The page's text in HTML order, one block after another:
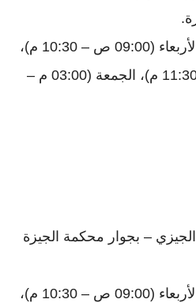
⏰ المواعيد: السبت – الأربعاء (09:00 ص – 10:30 م)،
الخميس (09:00 ص – 11:30 م)، الجمعة (03:00 م –
ربيع الجيزي – بجوار محكمة الجيزة
⏰ المواعيد: السبت – الأربعاء (09:00 ص – 10:30 م)،